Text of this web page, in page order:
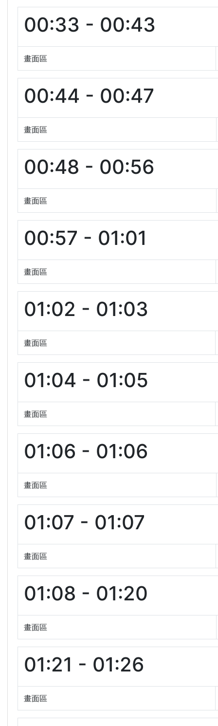
00:33 - 00:43
畫面區
00:44 - 00:47
畫面區
00:48 - 00:56
畫面區
00:57 - 01:01
畫面區
01:02 - 01:03
畫面區
01:04 - 01:05
畫面區
01:06 - 01:06
畫面區
01:07 - 01:07
畫面區
01:08 - 01:20
畫面區
01:21 - 01:26
畫面區